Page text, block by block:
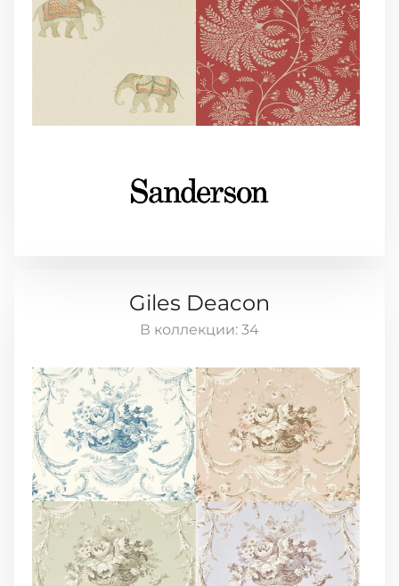
Giles Deacon
В коллекции: 34